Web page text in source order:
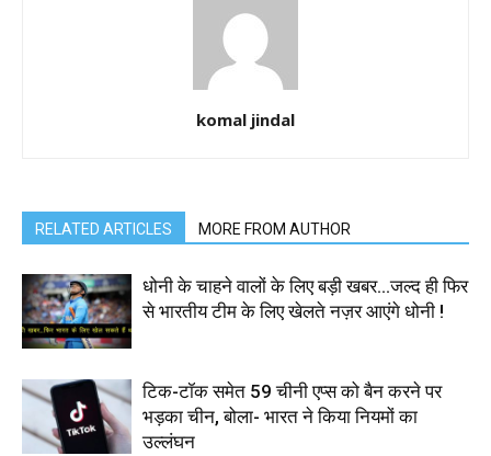
komal jindal
RELATED ARTICLES MORE FROM AUTHOR
धोनी के चाहने वालों के लिए बड़ी खबर…जल्द ही फिर
से भारतीय टीम के लिए खेलते नज़र आएंगे धोनी !
टिक-टॉक समेत 59 चीनी एप्स को बैन करने पर
भड़का चीन, बोला- भारत ने किया नियमों का
उल्लंघन